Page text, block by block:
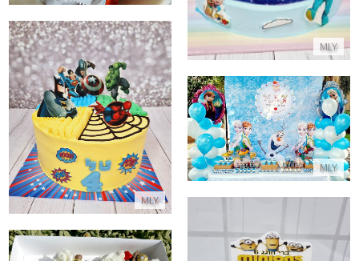
MLY
MLY
עוגת גיבורי על
התקשר/י
MLY
שולחן יום הולדת מעוצב פרוזן
התקשר/י